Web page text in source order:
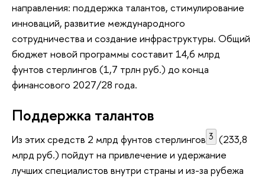
направления: поддержка талантов, стимулирование
инноваций, развитие международного
сотрудничества и создание инфраструктуры. Общий
бюджет новой программы составит 14,6 млрд
фунтов стерлингов (1,7 трлн руб.) до конца
финансового 2027/28 года.
Поддержка талантов
Из этих средств 2 млрд фунтов стерлингов 3 (233,8
млрд руб.) пойдут на привлечение и удержание
лучших специалистов внутри страны и из-за рубежа